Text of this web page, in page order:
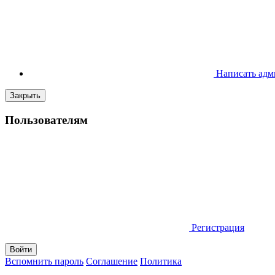
Написать
Закрыть
Пользователям
Регистрация
Вспомнить пароль Соглашение Политика